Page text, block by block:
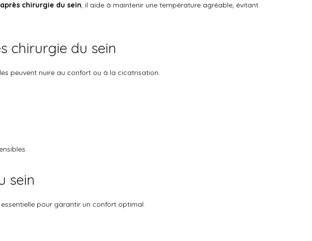
chirurgie du sein, il aide à maintenir une température agréable, évitant
chirurgie du sein
peuvent nuire au confort ou à la cicatrisation.
sein
pour garantir un confort optimal.